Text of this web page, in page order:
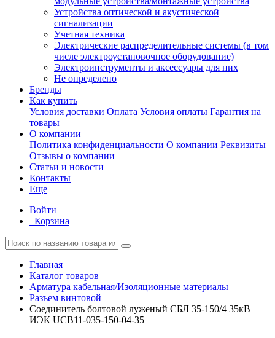
Устройства оптической и акустической
сигнализации
Учетная техника
Электрические распределительные системы (в том
числе электроустановочное оборудование)
Электроинструменты и аксессуары для них
Не определено
Бренды
Как купить
Условия доставки Оплата Условия оплаты Гарантия на
товары
О компании
Политика конфиденциальности О компании Реквизиты
Отзывы о компании
Статьи и новости
Контакты
Еще
Войти
Корзина
Главная
Каталог товаров
Арматура кабельная/Изоляционные материалы
Разъем винтовой
Соединитель болтовой луженый СБЛ 35-150/4 35кВ
ИЭК UCB11-035-150-04-35